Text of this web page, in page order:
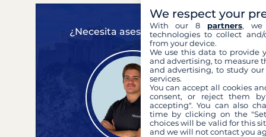
¿Necesita asesoramiento?
We respect your
With our 8 partners, we
technologies to collect
from your device.
We use this data to provide
and advertising, to measure
and advertising, to study
services.
You can accept all cookies
consent, or reject them
accepting". You can also
time by clicking on the
choices will be valid for this
and we will not contact you